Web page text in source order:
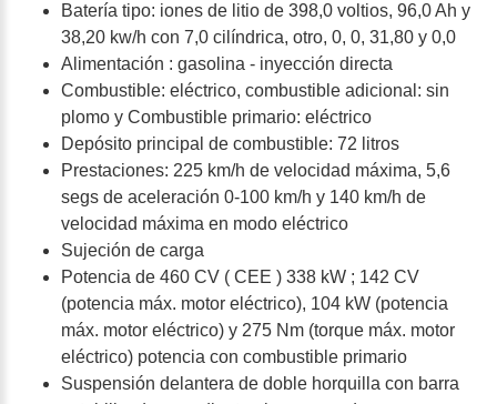
Batería tipo: iones de litio de 398,0 voltios, 96,0 Ah y
38,20 kw/h con 7,0 cilíndrica, otro, 0, 0, 31,80 y 0,0
Alimentación : gasolina - inyección directa
Combustible: eléctrico, combustible adicional: sin
plomo y Combustible primario: eléctrico
Depósito principal de combustible: 72 litros
Prestaciones: 225 km/h de velocidad máxima, 5,6
segs de aceleración 0-100 km/h y 140 km/h de
velocidad máxima en modo eléctrico
Sujeción de carga
Potencia de 460 CV ( CEE ) 338 kW ; 142 CV
(potencia máx. motor eléctrico), 104 kW (potencia
máx. motor eléctrico) y 275 Nm (torque máx. motor
eléctrico) potencia con combustible primario
Suspensión delantera de doble horquilla con barra